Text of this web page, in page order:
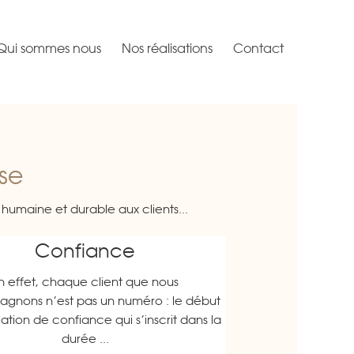
sommes nous Nos réalisations Contact
et durable aux clients...
Confiance
effet, chaque client que nous
n’est pas un numéro : le début
de confiance qui s’inscrit dans la
durée ...